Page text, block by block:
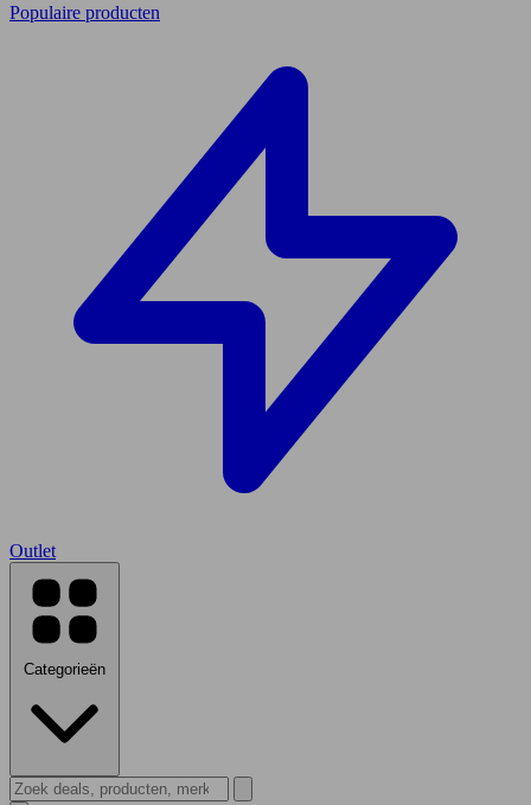
Populaire producten
Outlet
Categorieën